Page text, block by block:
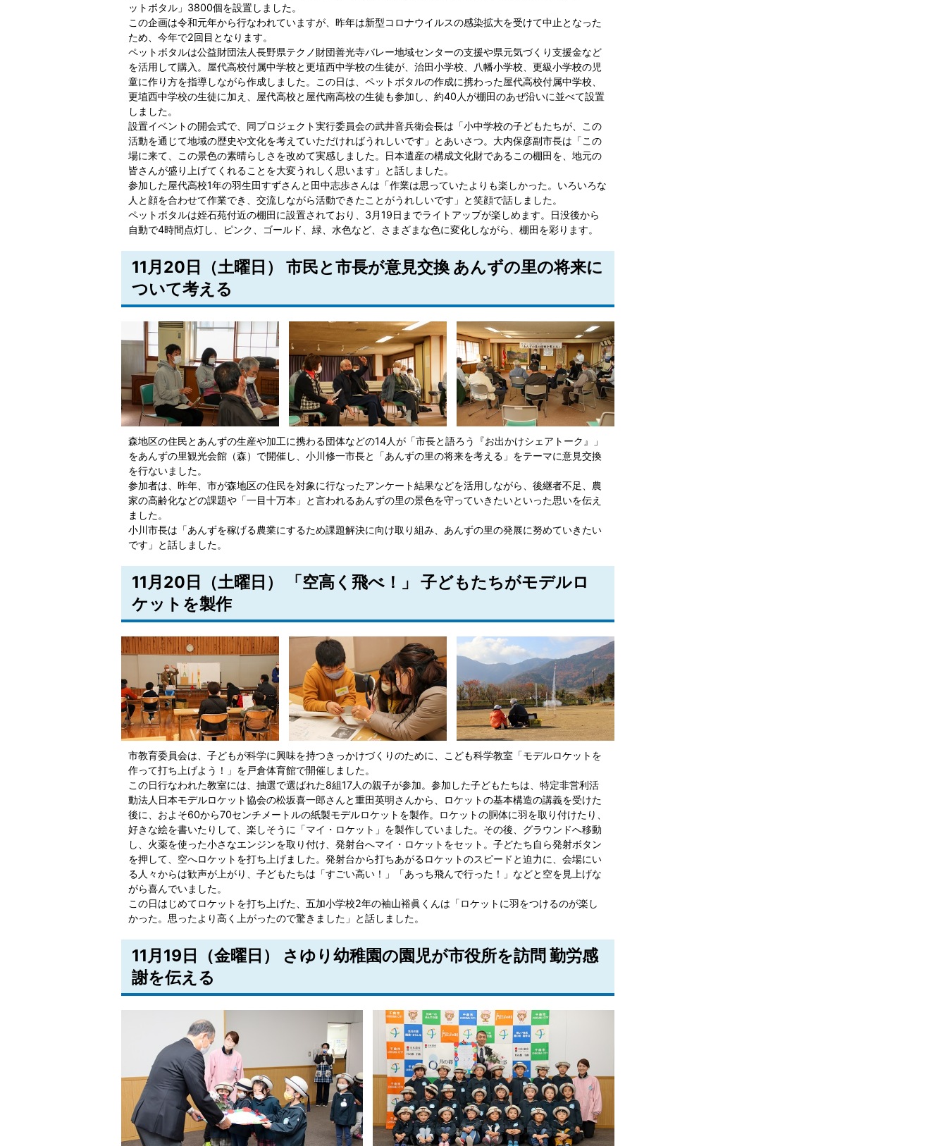
ットボタル」3800個を設置しました。
この企画は令和元年から行なわれていますが、昨年は新型コロナウイルスの感染拡大を受けて中止となった
ため、今年で2回目となります。
ペットボタルは公益財団法人長野県テクノ財団善光寺バレー地域センターの支援や県元気づくり支援金など
を活用して購入。屋代高校付属中学校と更埴西中学校の生徒が、治田小学校、八幡小学校、更級小学校の児
童に作り方を指導しながら作成しました。この日は、ペットボタルの作成に携わった屋代高校付属中学校、
更埴西中学校の生徒に加え、屋代高校と屋代南高校の生徒も参加し、約40人が棚田のあぜ沿いに並べて設置
しました。
設置イベントの開会式で、同プロジェクト実行委員会の武井音兵衛会長は「小中学校の子どもたちが、この
活動を通じて地域の歴史や文化を考えていただければうれしいです」とあいさつ。大内保彦副市長は「この
場に来て、この景色の素晴らしさを改めて実感しました。日本遺産の構成文化財であるこの棚田を、地元の
皆さんが盛り上げてくれることを大変うれしく思います」と話しました。
参加した屋代高校1年の羽生田すずさんと田中志歩さんは「作業は思っていたよりも楽しかった。いろいろな
人と顔を合わせて作業でき、交流しながら活動できたことがうれしいです」と笑顔で話しました。
ペットボタルは姪石苑付近の棚田に設置されており、3月19日までライトアップが楽しめます。日没後から
自動で4時間点灯し、ピンク、ゴールド、緑、水色など、さまざまな色に変化しながら、棚田を彩ります。
11月20日（土曜日） 市民と市長が意見交換 あんずの里の将来に
ついて考える
森地区の住民とあんずの生産や加工に携わる団体などの14人が「市長と語ろう『お出かけシェアトーク』」
をあんずの里観光会館（森）で開催し、小川修一市長と「あんずの里の将来を考える」をテーマに意見交換
を行ないました。
参加者は、昨年、市が森地区の住民を対象に行なったアンケート結果などを活用しながら、後継者不足、農
家の高齢化などの課題や「一目十万本」と言われるあんずの里の景色を守っていきたいといった思いを伝え
ました。
小川市長は「あんずを稼げる農業にするため課題解決に向け取り組み、あんずの里の発展に努めていきたい
です」と話しました。
11月20日（土曜日） 「空高く飛べ！」 子どもたちがモデルロ
ケットを製作
市教育委員会は、子どもが科学に興味を持つきっかけづくりのために、こども科学教室「モデルロケットを
作って打ち上げよう！」を戸倉体育館で開催しました。
この日行なわれた教室には、抽選で選ばれた8組17人の親子が参加。参加した子どもたちは、特定非営利活
動法人日本モデルロケット協会の松坂喜一郎さんと重田英明さんから、ロケットの基本構造の講義を受けた
後に、およそ60から70センチメートルの紙製モデルロケットを製作。ロケットの胴体に羽を取り付けたり、
好きな絵を書いたりして、楽しそうに「マイ・ロケット」を製作していました。その後、グラウンドへ移動
し、火薬を使った小さなエンジンを取り付け、発射台へマイ・ロケットをセット。子どたち自ら発射ボタン
を押して、空へロケットを打ち上げました。発射台から打ちあがるロケットのスピードと迫力に、会場にい
る人々からは歓声が上がり、子どもたちは「すごい高い！」「あっち飛んで行った！」などと空を見上げな
がら喜んでいました。
この日はじめてロケットを打ち上げた、五加小学校2年の袖山裕眞くんは「ロケットに羽をつけるのが楽し
かった。思ったより高く上がったので驚きました」と話しました。
11月19日（金曜日） さゆり幼稚園の園児が市役所を訪問 勤労感
謝を伝える